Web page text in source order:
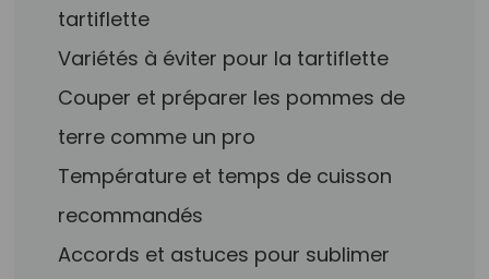
tartiflette
Variétés à éviter pour la tartiflette
Couper et préparer les pommes de
terre comme un pro
Température et temps de cuisson
recommandés
Accords et astuces pour sublimer